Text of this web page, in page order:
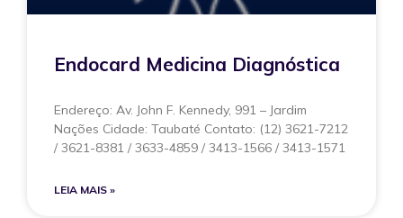
Endocard Medicina Diagnóstica
Endereço: Av. John F. Kennedy, 991 – Jardim
Nações Cidade: Taubaté Contato: (12) 3621-7212
/ 3621-8381 / 3633-4859 / 3413-1566 / 3413-1571
LEIA MAIS »